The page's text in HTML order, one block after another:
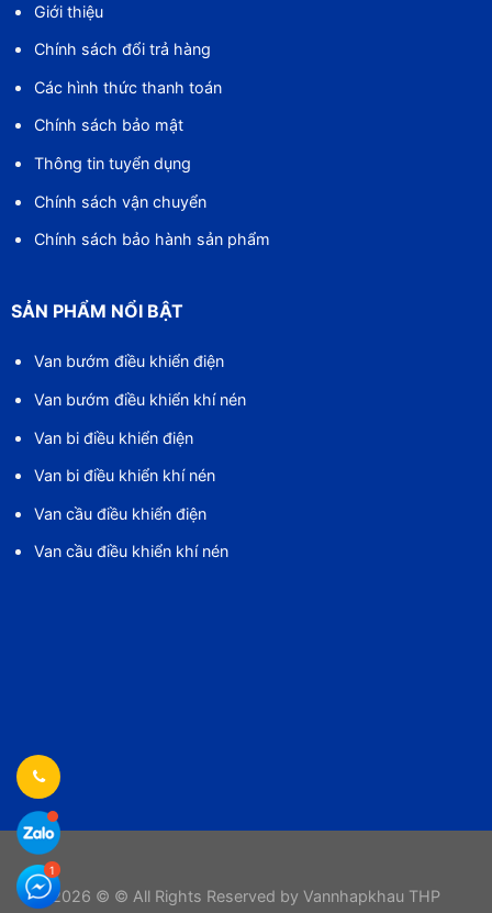
Giới thiệu
Chính sách đổi trả hàng
Các hình thức thanh toán
Chính sách bảo mật
Thông tin tuyển dụng
Chính sách vận chuyển
Chính sách bảo hành sản phẩm
SẢN PHẨM NỔI BẬT
Van bướm điều khiển điện
Van bướm điều khiển khí nén
Van bi điều khiển điện
Van bi điều khiển khí nén
Van cầu điều khiển điện
Van cầu điều khiển khí nén
2026 © © All Rights Reserved by Vannhapkhau THP